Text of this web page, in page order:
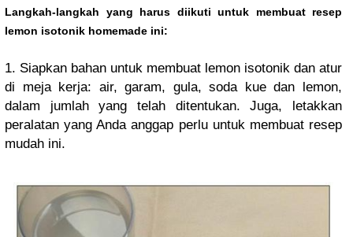
Langkah-langkah yang harus diikuti untuk membuat resep
lemon isotonik homemade ini:
1. Siapkan bahan untuk membuat lemon isotonik dan atur
di meja kerja: air, garam, gula, soda kue dan lemon,
dalam jumlah yang telah ditentukan. Juga, letakkan
peralatan yang Anda anggap perlu untuk membuat resep
mudah ini.